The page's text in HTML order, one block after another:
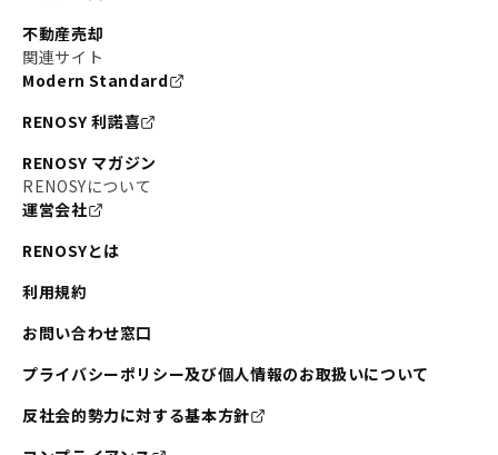
不動産売却
関連サイト
Modern Standard
RENOSY 利諾喜
RENOSY マガジン
RENOSYについて
運営会社
RENOSYとは
利用規約
お問い合わせ窓口
プライバシーポリシー及び個人情報のお取扱いについて
反社会的勢力に対する基本方針